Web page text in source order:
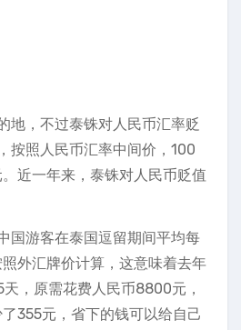
地，不过泰铢对人民币汇率贬
按照人民币汇率中间价，100
近一年来，泰铢对人民币贬值
国游客在泰国逗留期间平均每
外汇牌价计算，这意味着去年
，原需花费人民币8800元，
355元，省下的钱可以给自己